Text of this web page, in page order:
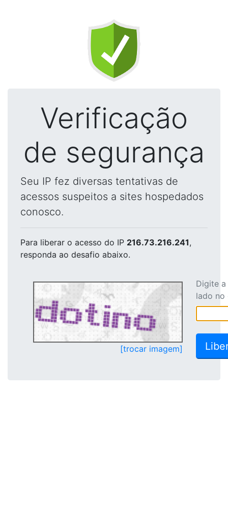
Verificação
de segurança
Seu IP fez diversas tentativas de
acessos suspeitos a sites hospedados
conosco.
Para liberar o acesso do IP 216.73.216.241,
responda ao desafio abaixo.
[trocar imagem]
Digite
lado no